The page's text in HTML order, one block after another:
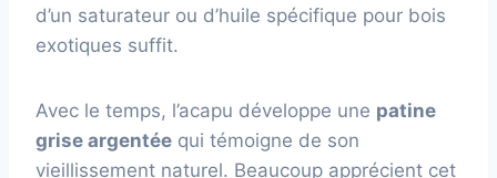
d’un saturateur ou d’huile spécifique pour bois
exotiques suffit.
Avec le temps, l’acapu développe une patine
grise argentée qui témoigne de son
vieillissement naturel. Beaucoup apprécient cet